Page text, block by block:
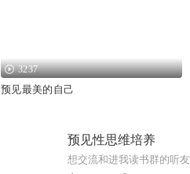
3237
预见最美的自己
预见性思维培养